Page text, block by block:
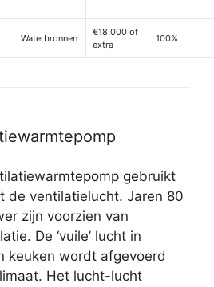
Waterbronnen
€18.000 of
extra
100%
gebruikt
de ventilatielucht. Jaren 80
zijn voorzien van
De ‘vuile’ lucht in
keuken wordt afgevoerd
Het lucht-lucht